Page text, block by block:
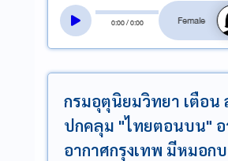
0:00/0:00
สลับ
กรมอุตุนิยมวิทยา เตือน
ปกคลุม "ไทยตอนบน" อ
อากาศกรุงเทพ มีหมอก